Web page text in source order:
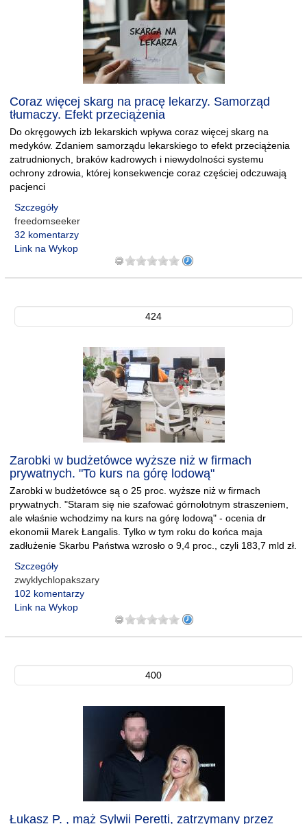
Coraz więcej skarg na pracę lekarzy. Samorząd
tłumaczy. Efekt przeciążenia
Do okręgowych izb lekarskich wpływa coraz więcej skarg na
medyków. Zdaniem samorządu lekarskiego to efekt przeciążenia
zatrudnionych, braków kadrowych i niewydolności systemu
ochrony zdrowia, której konsekwencje coraz częściej odczuwają
pacjenci
Szczegóły
freedomseeker
32 komentarzy
Link na Wykop
424
Zarobki w budżetówce wyższe niż w firmach
prywatnych. "To kurs na górę lodową"
Zarobki w budżetówce są o 25 proc. wyższe niż w firmach
prywatnych. "Staram się nie szafować górnolotnym straszeniem,
ale właśnie wchodzimy na kurs na górę lodową" - ocenia dr
ekonomii Marek Łangalis. Tylko w tym roku do końca maja
zadłużenie Skarbu Państwa wzrosło o 9,4 proc., czyli 183,7 mld zł.
Szczegóły
zwyklychlopakszary
102 komentarzy
Link na Wykop
400
Łukasz P. , mąż Sylwii Peretti, zatrzymany przez